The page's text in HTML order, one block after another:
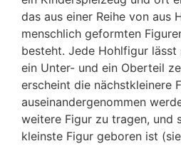
das aus einer Reihe von aus
menschlich geformten
besteht. Jede Hohlfigur
ein Unter- und ein Oberteil
erscheint die nächstkleinere
auseinandergenommen
weitere Figur zu tragen, und
kleinste Figur geboren ist